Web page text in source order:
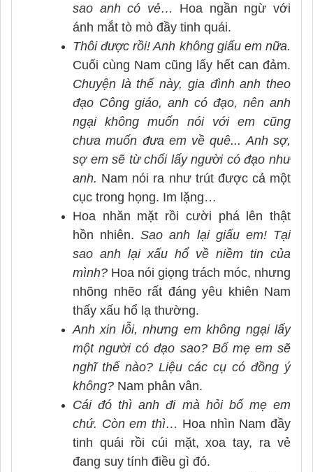
sao anh có vẻ…
Hoa ngần ngừ với
ánh mắt tò mò đầy tinh quái.
Thôi được rồi! Anh không giấu em nữa.
Cuối cùng Nam cũng lấy hết can đảm.
Chuyện là thế này, gia đình anh theo
đạo Công giáo, anh có đạo, nên anh
ngại không muốn nói với em cũng
chưa muốn đưa em về quê... Anh sợ,
sợ em sẽ từ chối lấy người có đạo như
anh. Nam nói ra như trút được cả một
cục trong họng. Im lặng…
Hoa nhăn mặt rồi cười phá lên thật
hồn nhiên.Sao anh lại giấu em! Tại
sao anh lại xấu hổ về niềm tin của
mình? Hoa nói giọng trách móc, nhưng
nhõng nhẽo rất đáng yêu khiên Nam
thấy xấu hổ lạ thường.
Anh xin lỗi, nhưng em không ngại lấy
một người có đạo sao? Bố mẹ em sẽ
nghĩ thế nào? Liệu các cụ có đồng ý
không? Nam phân vân.
Cái đó thì anh đi mà hỏi bố mẹ em
chứ. Còn em thì… Hoa nhìn Nam đầy
tinh quái rồi cúi mặt, xoa tay, ra vẻ
đang suy tính điều gì đó.